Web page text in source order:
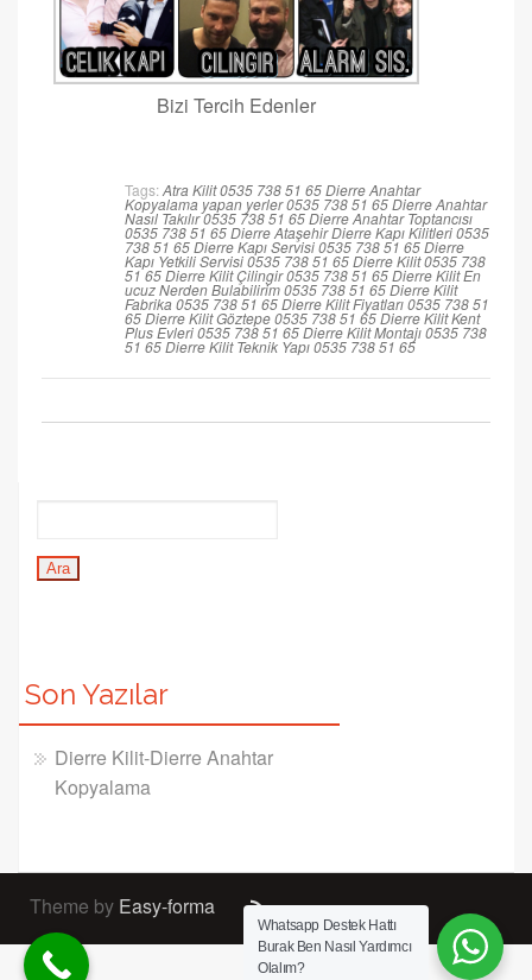
Bizi Tercih Edenler
Tags: Atra Kilit 0535 738 51 65Dierre Anahtar
Kopyalama yapan yerler 0535 738 51 65Dierre Anahtar
Nasıl Takılır 0535 738 51 65Dierre Anahtar Toptancısı
0535 738 51 65Dierre AtaşehirDierre Kapı Kilitleri 0535
738 51 65Dierre Kapı Servisi 0535 738 51 65Dierre
Kapı Yetkili Servisi 0535 738 51 65Dierre Kilit 0535 738
51 65Dierre Kilit Çilingir 0535 738 51 65Dierre Kilit En
ucuz Nerden Bulabilirim 0535 738 51 65Dierre Kilit
Fabrika 0535 738 51 65Dierre Kilit Fiyatları 0535 738 51
65Dierre Kilit Göztepe 0535 738 51 65Dierre Kilit Kent
Plus Evleri 0535 738 51 65Dierre Kilit Montajı 0535 738
51 65Dierre Kilit Teknik Yapı 0535 738 51 65
Son Yazılar
Dierre Kilit-Dierre Anahtar
Kopyalama
Theme by Easy-forma
Whatsapp Destek Hattı
Burak Ben Nasıl Yardımcı
Olalım?